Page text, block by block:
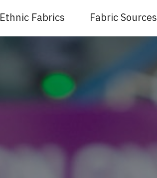
Ethnic Fabrics Fabric Sources